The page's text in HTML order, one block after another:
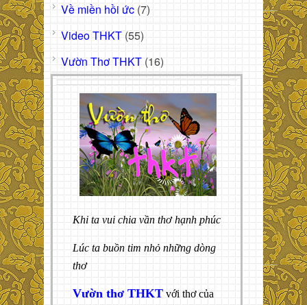
Về miền hồi ức (7)
Video THKT (55)
Vườn Thơ THKT (16)
Khi ta vui chia vần thơ hạnh phúc
Lúc ta buồn tim nhỏ những dòng
thơ
Vườn thơ THKT với thơ của